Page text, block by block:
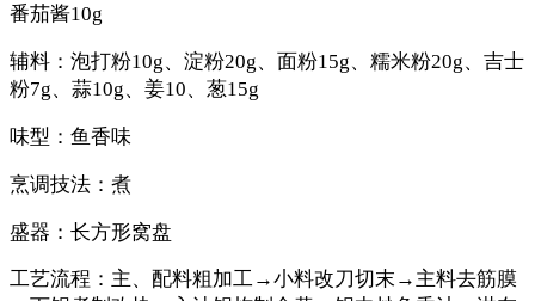
番茄酱10g
辅料：泡打粉10g、淀粉20g、面粉15g、糯米粉20g、吉士
粉7g、蒜10g、姜10、葱15g
味型：鱼香味
烹调技法：煮
盛器：长方形窝盘
工艺流程：主、配料粗加工→小料改刀切末→主料去筋膜